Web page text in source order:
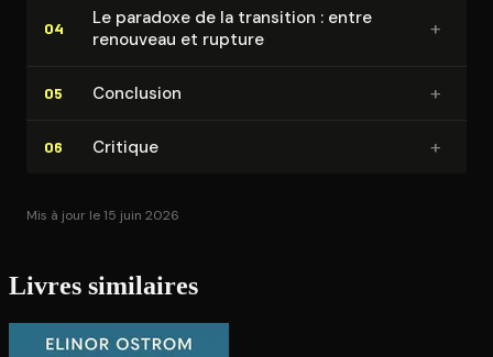
04
Le paradoxe de la transition : entre
renouveau et rupture
+
05 Conclusion +
06 Critique +
Mis à jour le 15 juin 2026
Livres similaires